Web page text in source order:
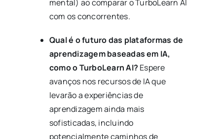
mental) ao comparar o TurboLearn AI
com os concorrentes.
Qual é o futuro das plataformas de
aprendizagem baseadas em IA,
como o TurboLearn AI? Espere
avanços nos recursos de IA que
levarão a experiências de
aprendizagem ainda mais
sofisticadas, incluindo
potencialmente caminhos de